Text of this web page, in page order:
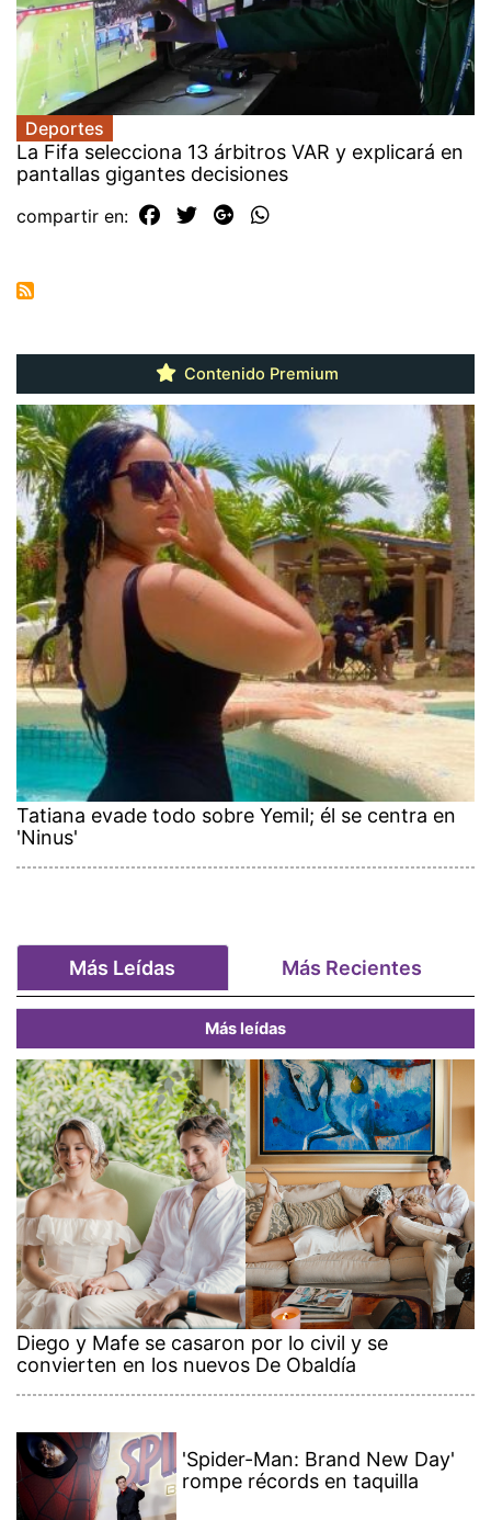
Deportes
La Fifa selecciona 13 árbitros VAR y explicará en
pantallas gigantes decisiones
compartir en:
Contenido Premium
Tatiana evade todo sobre Yemil; él se centra en
'Ninus'
Más Leídas Más Recientes
Más leídas
Diego y Mafe se casaron por lo civil y se
convierten en los nuevos De Obaldía
'Spider-Man: Brand New Day'
rompe récords en taquilla